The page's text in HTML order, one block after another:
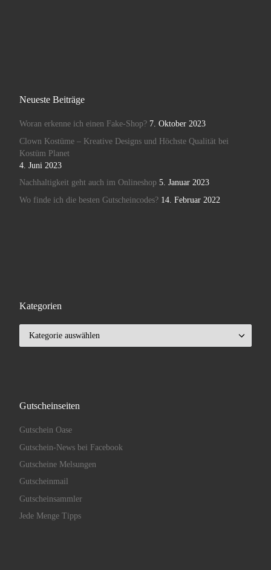
Neueste Beiträge
Woran erkenne ich einen Fake-Shop? 7. Oktober 2023
Clown Kostüme – Kreative Designs und Höchste Qualität bei
Kostüm Planet
4. Juni 2023
Nachhaltigkeit geht auch im Onlineshop 5. Januar 2023
Wo finde ich die besten Gutscheincodes? 14. Februar 2022
Kategorien
Gutscheinseiten
Gutschein Oase
Gutschein-News bei Facebook
Gutscheine Melsungen
Gutscheinmail
Gutscheinsammler
Jede Menge Tipps